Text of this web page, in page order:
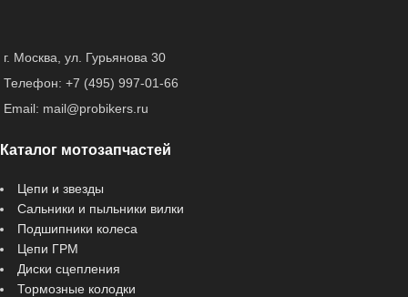
г. Москва, ул. Гурьянова 30
Телефон: +7 (495) 997-01-66
Email: mail@probikers.ru
Каталог мотозапчастей
Цепи и звезды
Сальники и пыльники вилки
Подшипники колеса
Цепи ГРМ
Диски сцепления
Тормозные колодки